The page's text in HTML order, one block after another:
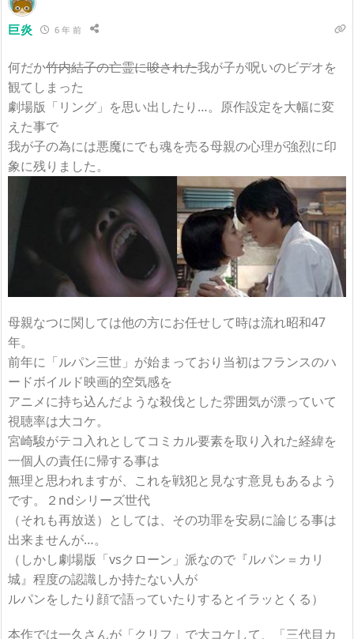
巨炎 6 年 前
何だか竹内結子の亡霊に唆された我が子が呪いのビデオを
観てしまった
劇場版「リング」を思い出したり…。原作設定を大幅に変
えた事で
我が子の為には悪魔にでも魂を売る母親の心理が強烈に印
象に残りました。
母親なつに関しては他の方にお任せして時は流れ昭和47
年。
前年に「ルパン三世」が始まっており当初はフランスのハ
ードボイルド映画的空気感を
アニメに持ち込んだような殺伐とした雰囲気が漂っていて
視聴率は大コケ。
宮崎駿がテコ入れとしてコミカル要素を取り入れた経緯を
一個人の責任に帰する事は
無理と思われますが、これを戦犯と見なす意見もあるよう
です。２ndシリーズ世代
（それも再放送）としては、その功罪を安易に論じる事は
出来ませんが…。
（しかし劇場版「vsクローン」派なので『ルパン＝カリ
城』程度の認識しか持たない人が
ルパンをしたり顔で語っていたりするとイラッとくる）
本作では一久さんが「クリフ」で大コケして、「三代目カ